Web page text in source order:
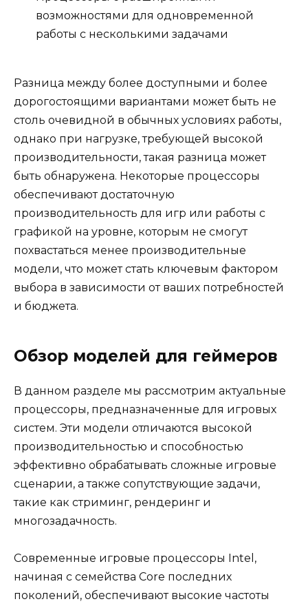
возможностями для одновременной
работы с несколькими задачами
Разница между более доступными и более
дорогостоящими вариантами может быть не
столь очевидной в обычных условиях работы,
однако при нагрузке, требующей высокой
производительности, такая разница может
быть обнаружена. Некоторые процессоры
обеспечивают достаточную
производительность для игр или работы с
графикой на уровне, которым не смогут
похвастаться менее производительные
модели, что может стать ключевым фактором
выбора в зависимости от ваших потребностей
и бюджета.
Обзор моделей для геймеров
В данном разделе мы рассмотрим актуальные
процессоры, предназначенные для игровых
систем. Эти модели отличаются высокой
производительностью и способностью
эффективно обрабатывать сложные игровые
сценарии, а также сопутствующие задачи,
такие как стриминг, рендеринг и
многозадачность.
Современные игровые процессоры Intel,
начиная с семейства Core последних
поколений, обеспечивают высокие частоты